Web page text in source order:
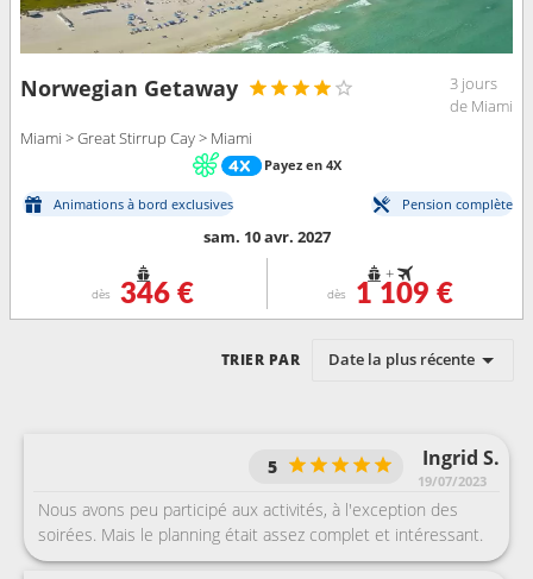
Norwegian Getaway
3 jours
de Miami
Miami > Great Stirrup Cay > Miami
Payez en 4X
Animations à bord exclusives Pension complète
sam. 10 avr. 2027
dès 346 €
+
dès 1 109 €
TRIER PAR Date la plus récente
Ingrid S.
19/07/2023
5
Nous avons peu participé aux activités, à l'exception des
soirées. Mais le planning était assez complet et intéressant.